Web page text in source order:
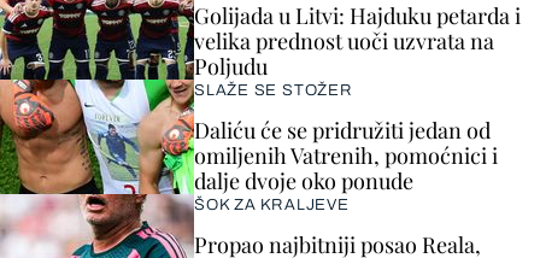
Golijada u Litvi: Hajduku petarda i
velika prednost uoči uzvrata na
Poljudu
SLAŽE SE STOŽER
Daliću će se pridružiti jedan od
omiljenih Vatrenih, pomoćnici i
dalje dvoje oko ponude
ŠOK ZA KRALJEVE
Propao najbitniji posao Reala,